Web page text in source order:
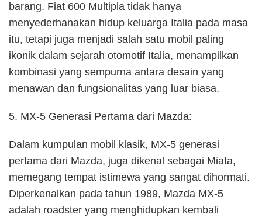
barang. Fiat 600 Multipla tidak hanya
menyederhanakan hidup keluarga Italia pada masa
itu, tetapi juga menjadi salah satu mobil paling
ikonik dalam sejarah otomotif Italia, menampilkan
kombinasi yang sempurna antara desain yang
menawan dan fungsionalitas yang luar biasa.
5. MX-5 Generasi Pertama dari Mazda:
Dalam kumpulan mobil klasik, MX-5 generasi
pertama dari Mazda, juga dikenal sebagai Miata,
memegang tempat istimewa yang sangat dihormati.
Diperkenalkan pada tahun 1989, Mazda MX-5
adalah roadster yang menghidupkan kembali